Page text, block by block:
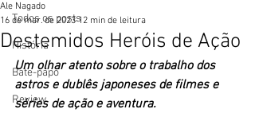
Todos os posts
História
Bate-papo
Review
Destemidos Heróis de Ação
Ale Nagado
16 de mar. de 2023 12 min de leitura
Um olhar atento sobre o trabalho dos
astros e dublês japoneses de filmes e
séries de ação e aventura.